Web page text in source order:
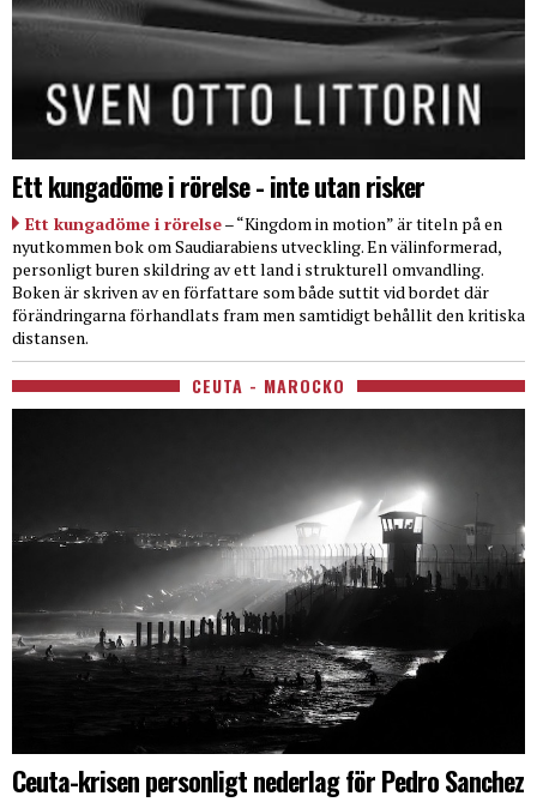
Ett kungadöme i rörelse - inte utan risker
Ett kungadöme i rörelse– “Kingdom in motion” är titeln på en
nyutkommen bok om Saudiarabiens utveckling. En välinformerad,
personligt buren skildring av ett land i strukturell omvandling.
Boken är skriven av en författare som både suttit vid bordet där
förändringarna förhandlats fram men samtidigt behållit den kritiska
distansen.
CEUTA - MAROCKO
Ceuta-krisen personligt nederlag för Pedro Sanchez